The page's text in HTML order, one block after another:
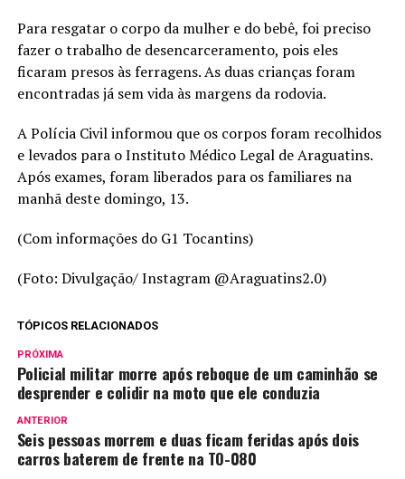
Para resgatar o corpo da mulher e do bebê, foi preciso
fazer o trabalho de desencarceramento, pois eles
ficaram presos às ferragens. As duas crianças foram
encontradas já sem vida às margens da rodovia.
A Polícia Civil informou que os corpos foram recolhidos
e levados para o Instituto Médico Legal de Araguatins.
Após exames, foram liberados para os familiares na
manhã deste domingo, 13.
(Com informações do G1 Tocantins)
(Foto: Divulgação/ Instagram @Araguatins2.0)
TÓPICOS RELACIONADOS
PRÓXIMA
Policial militar morre após reboque de um caminhão se
desprender e colidir na moto que ele conduzia
ANTERIOR
Seis pessoas morrem e duas ficam feridas após dois
carros baterem de frente na TO-080